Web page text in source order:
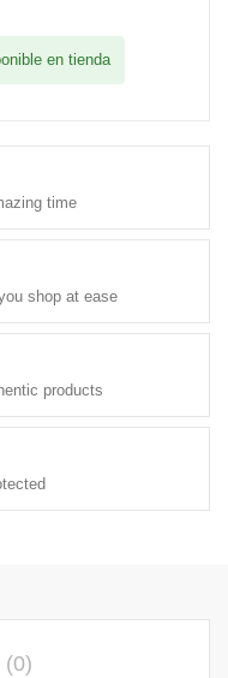
time
shop at ease
products
en tienda
(0)